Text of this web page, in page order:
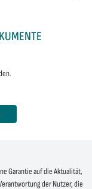
Garantie auf die Aktualität,
der Nutzer, die